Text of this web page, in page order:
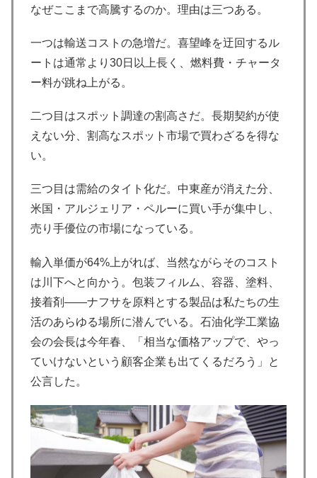
なぜここまで高騰するのか。理由は三つある。
一つは輸送コストの急増だ。喜望峰を迂回するル
ートは通常より30日以上長く、燃料費・チャータ
ー料が跳ね上がる。
二つ目はスポット調達の割高さだ。長期契約が使
えない分、割高なスポット市場で買わざるを得な
い。
三つ目は需給のタイト化だ。中東産が消えた分、
米国・アルジェリア・ペルーに買い手が集中し、
売り手優位の市場になっている。
輸入単価が64%上がれば、当然ながらそのコスト
は川下へと向かう。包装フィルム、容器、塗料、
接着剤——ナフサを原料とする製品は私たちの生
活のあらゆる場所に潜んでいる。石油化学工業協
会の会長は今年春、「相当な価格アップで、やっ
ていけないという顧客企業も出てくるだろう」と
公言した。